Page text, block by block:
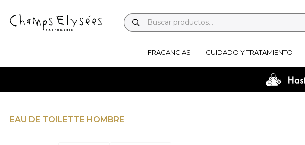
FRAGANCIAS CUIDADO Y TRATAMIENTO
EAU DE TOILETTE HOMBRE